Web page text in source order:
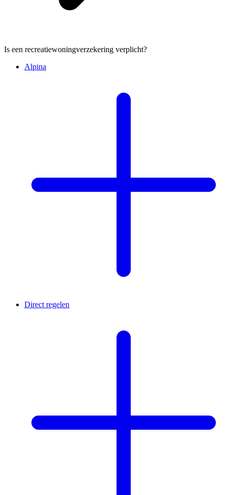
Is een recreatiewoningverzekering verplicht?
Alpina
Direct regelen